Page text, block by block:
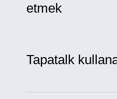
etmek
Tapatalk